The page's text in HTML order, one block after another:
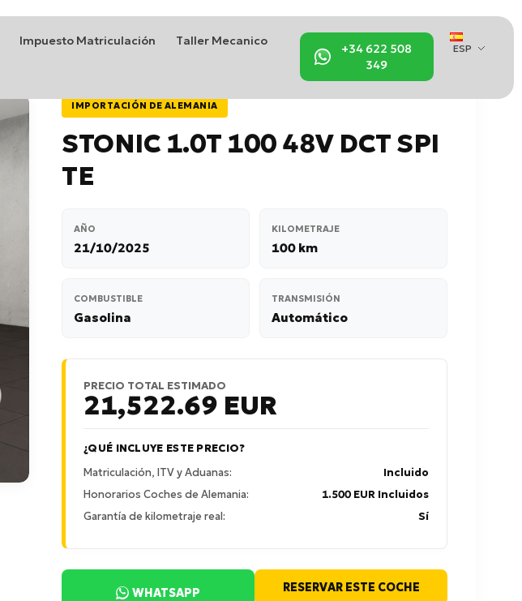
Impuesto Matriculación Taller Mecanico
+34 622 508
349
ESP
IMPORTACIÓN DE ALEMANIA
STONIC 1.0T 100 48V DCT SPI
TE
AÑO
21/10/2025
KILOMETRAJE
100 km
COMBUSTIBLE
Gasolina
TRANSMISIÓN
Automático
PRECIO TOTAL ESTIMADO
21,522.69 EUR
¿QUÉ INCLUYE ESTE PRECIO?
Matriculación, ITV y Aduanas:
Incluido
Honorarios Coches de Alemania:
1.500 EUR Incluidos
Garantía de kilometraje real:
Sí
WHATSAPP RESERVAR ESTE COCHE